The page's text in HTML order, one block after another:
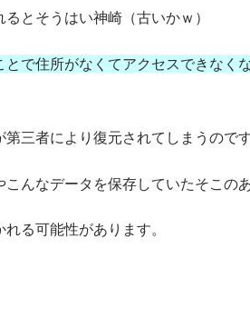
とそうはい神崎（古いかｗ）
で住所がなくてアクセスできなく
三者により復元されてしまうので
んなデータを保存していたそこの
る可能性があります。